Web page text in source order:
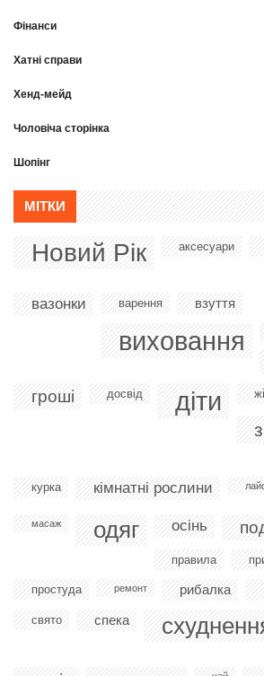
Фінанси
Хатні справи
Хенд-мейд
Чоловіча сторінка
Шопінг
МІТКИ
Новий Рік аксесуари
вазонки варення взуття
виховання
гроші досвід діти
курка кімнатні рослини
масаж одяг осінь
правила
простуда ремонт рибалка
свято спека